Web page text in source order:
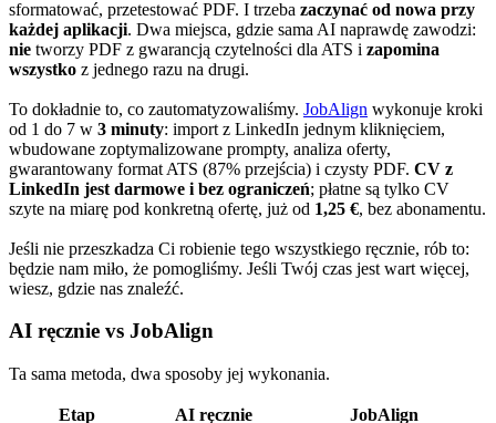
sformatować, przetestować PDF. I trzeba zaczynać od nowa przy
każdej aplikacji. Dwa miejsca, gdzie sama AI naprawdę zawodzi:
nie tworzy PDF z gwarancją czytelności dla ATS i zapomina
wszystko z jednego razu na drugi.
To dokładnie to, co zautomatyzowaliśmy. JobAlign wykonuje kroki
od 1 do 7 w 3 minuty: import z LinkedIn jednym kliknięciem,
wbudowane zoptymalizowane prompty, analiza oferty,
gwarantowany format ATS (87% przejścia) i czysty PDF. CV z
LinkedIn jest darmowe i bez ograniczeń; płatne są tylko CV
szyte na miarę pod konkretną ofertę, już od 1,25 €, bez abonamentu.
Jeśli nie przeszkadza Ci robienie tego wszystkiego ręcznie, rób to:
będzie nam miło, że pomogliśmy. Jeśli Twój czas jest wart więcej,
wiesz, gdzie nas znaleźć.
AI ręcznie vs JobAlign
Ta sama metoda, dwa sposoby jej wykonania.
Etap AI ręcznie
JobAlign